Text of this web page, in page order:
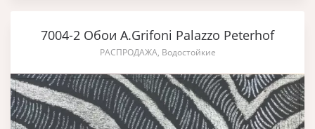
7004-2 Обои A.Grifoni Palazzo Peterhof
РАСПРОДАЖА, Водостойкие